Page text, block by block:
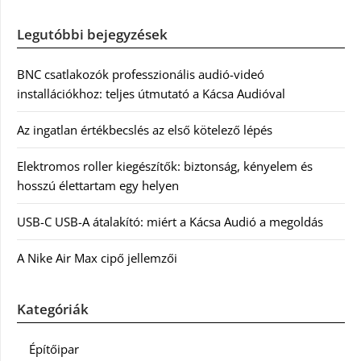
Legutóbbi bejegyzések
BNC csatlakozók professzionális audió-videó
installációkhoz: teljes útmutató a Kácsa Audióval
Az ingatlan értékbecslés az első kötelező lépés
Elektromos roller kiegészítők: biztonság, kényelem és
hosszú élettartam egy helyen
USB-C USB-A átalakító: miért a Kácsa Audió a megoldás
A Nike Air Max cipő jellemzői
Kategóriák
Építőipar